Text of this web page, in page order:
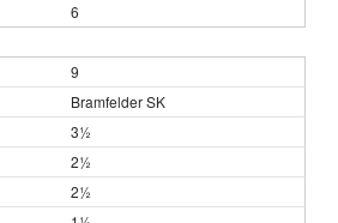
6
9
Bramfelder SK
3½
2½
2½